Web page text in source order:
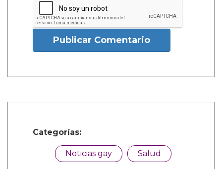
Publicar Comentario
Categorías:
Noticias gay Salud